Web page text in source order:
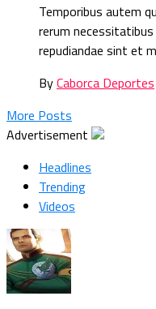
Temporibus autem
rerum
repudiandae sint et
ByCaborca Deportes
More Posts
Advertisement
Headlines
Trending
Videos